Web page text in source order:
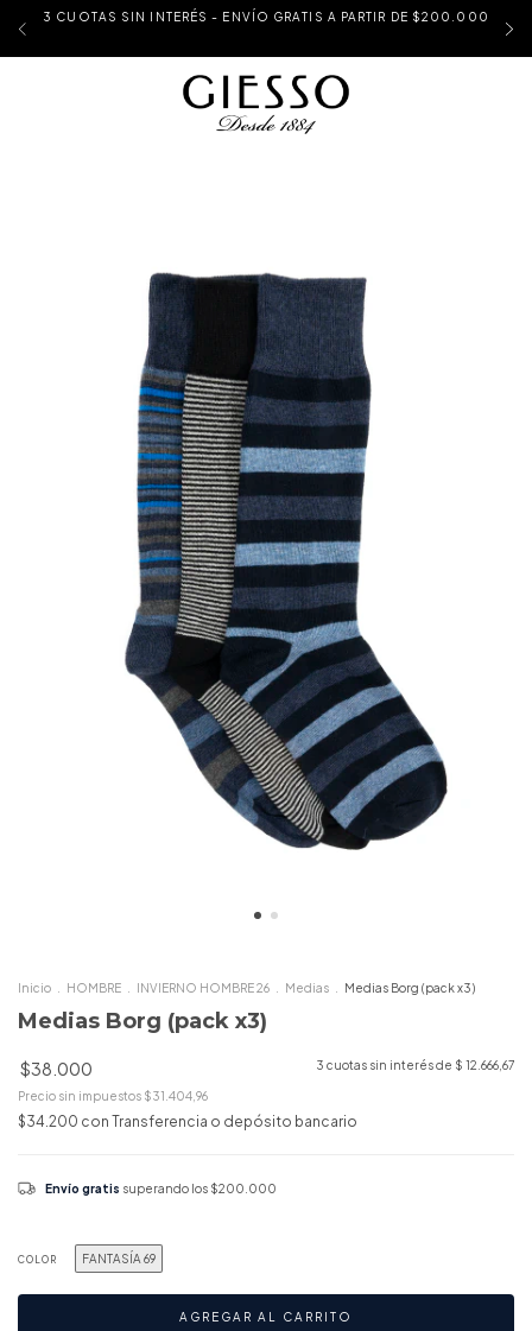
3 CUOTAS SIN INTERÉS - ENVÍO GRATIS A PARTIR DE $200.000
Inicio HOMBRE INVIERNO HOMBRE 26 Medias Medias Borg (pack x3)
Medias Borg (pack x3)
$38.000 3 cuotas sin interés de $ 12.666,67
Precio sin impuestos $31.404,96
$34.200 con Transferencia o depósito bancario
Envío gratis superando los $200.000
COLOR FANTASÍA 69